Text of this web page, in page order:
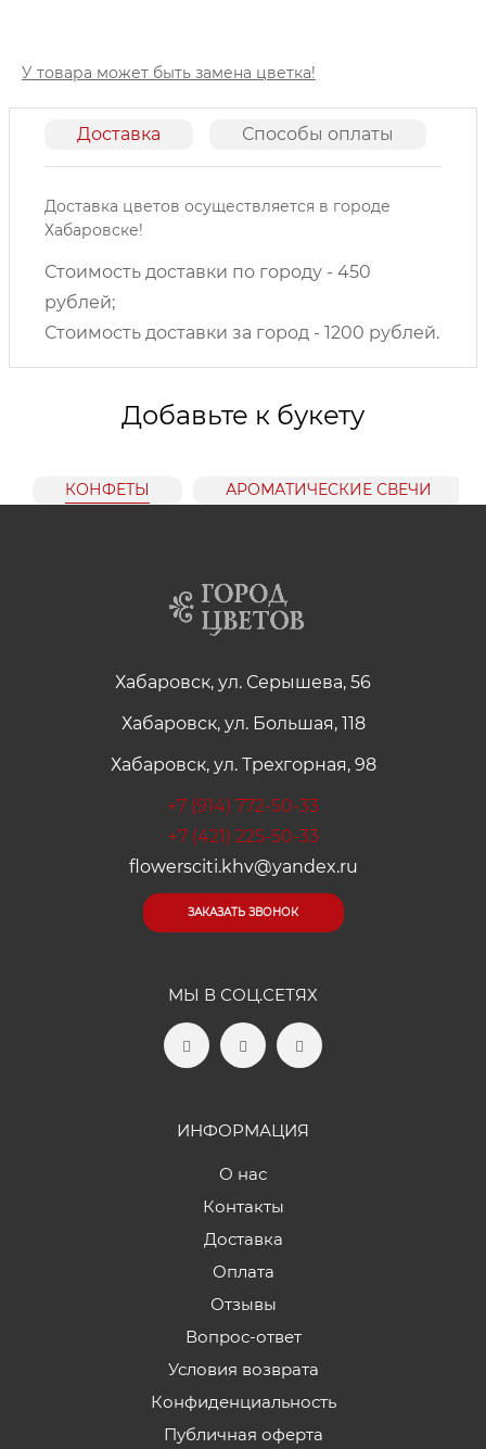
У товара может быть замена цветка!
Доставка Способы оплаты
Доставка цветов осуществляется в городе
Хабаровске!
Стоимость доставки по городу - 450
рублей;
Стоимость доставки за город - 1200 рублей.
Добавьте к букету
КОНФЕТЫ АРОМАТИЧЕСКИЕ СВЕЧИ
Хабаровск, ул. Серышева, 56
Хабаровск, ул. Большая, 118
Хабаровск, ул. Трехгорная, 98
+7 (914) 772-50-33
+7 (421) 225-50-33
flowersciti.khv@yandex.ru
ЗАКАЗАТЬ ЗВОНОК
МЫ В СОЦ.СЕТЯХ
ИНФОРМАЦИЯ
О нас
Контакты
Доставка
Оплата
Отзывы
Вопрос-ответ
Условия возврата
Конфиденциальность
Публичная оферта